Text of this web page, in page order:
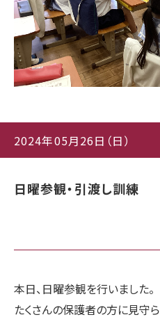
2024年05月26日（日）
日曜参観・引渡し訓練
本日、日曜参観を行いました。
たくさんの保護者の方に見守